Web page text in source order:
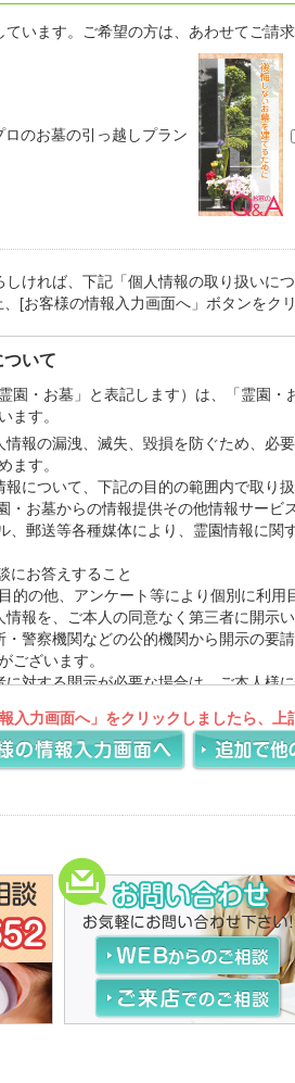
います。ご希望の方は、あわせてご請求
ロのお墓の引っ越しプラン
しければ、下記「個人情報の取り扱いに
、[お客様の情報入力画面へ」ボタンをク
いて
園・お墓」と表記します）は、「霊園
ます。
情報の漏洩、滅失、毀損を防ぐため、必
ます。
について、下記の目的の範囲内で取り
・お墓からの情報提供その他情報サービ
、郵送等各種媒体により、霊園情報に関
にお答えすること
的の他、アンケート等により個別に利用
報を、ご本人の同意なく第三者に開示い
・警察機関などの公的機関から開示の要
ございます。
対する開示が必要な場合は、ご本人様
せないようにいたします。
ために、また、法令その他の規範の変更
る事がございます。改定があった場合は
ビスの提供にあたり、お客様の個人情報
、厳重に管理いたします。
いする場合について
客様の個人情報をいただくことがござい
・削除
客様にご入力いただいた個人を特定する
直接お申し出いただきました場合のみ、
報入力画面へ」をクリックしましたら、